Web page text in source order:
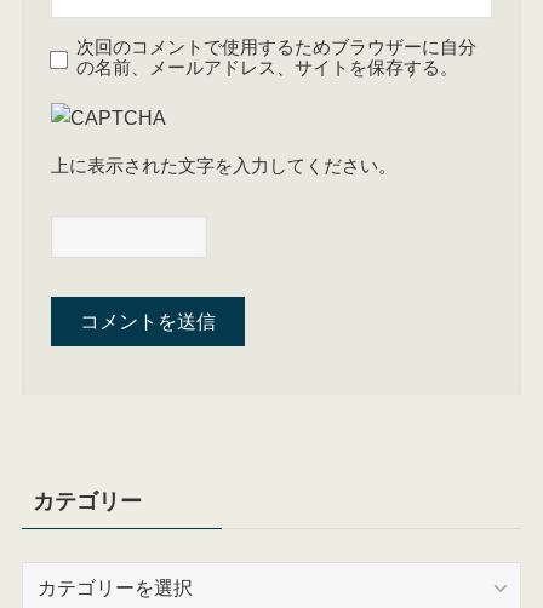
次回のコメントで使用するためブラウザーに自分
の名前、メールアドレス、サイトを保存する。
上に表示された文字を入力してください。
カテゴリー